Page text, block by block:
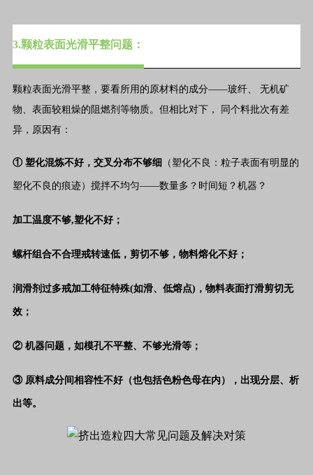
3.颗粒表面光滑平整问题：
颗粒表面光滑平整，要看所用的原材料的成分——玻纤、 无机矿
物、表面较粗燥的阻燃剂等物质。但相比对下， 同个料批次有差
异，原因有：
① 塑化混炼不好，交叉分布不够细 （塑化不良：粒子表面有明显的
塑化不良的痕迹）搅拌不均匀——数量多？时间短？机器？
加工温度不够,塑化不好；
螺杆组合不合理戒转速低，剪切不够，物料熔化不好；
润滑剂过多戒加工特征特殊(如滑、低熔点)，物料表面打滑剪切无
效；
② 机器问题，如模孔不平整、不够光滑等；
③ 原料成分间相容性不好（也包括色粉色母在内），出现分层、析
出等。